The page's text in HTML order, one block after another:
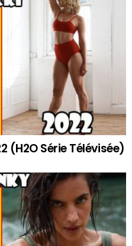
(H2O Série Télévisée)